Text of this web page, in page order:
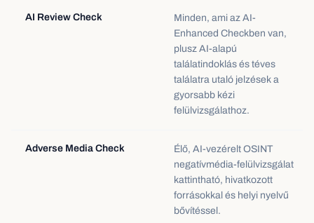
AI Review Check
Minden, ami az AI-
Enhanced Checkben van,
plusz AI-alapú
találatindoklás és téves
találatra utaló jelzések a
gyorsabb kézi
felülvizsgálathoz.
Adverse Media Check
Élő, AI-vezérelt OSINT
negatívmédia-felülvizsgálat
kattintható, hivatkozott
forrásokkal és helyi nyelvű
bővítéssel.